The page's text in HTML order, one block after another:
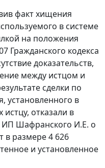
факт хищения
в системе
на положения
Гражданского кодекса
доказательств,
между истцом и
сделки по
установленного в
отказали в
ИП Шафранского И.Е. о
в размере 4 626
и установленное